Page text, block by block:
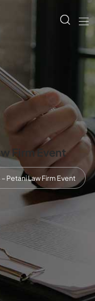
Firm Event
Petani Law Firm Event